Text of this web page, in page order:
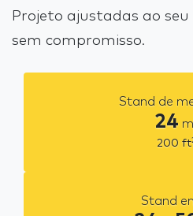
Projeto ajustadas ao
sem compromisso.
Stand de
24 m
200 ft
Stand